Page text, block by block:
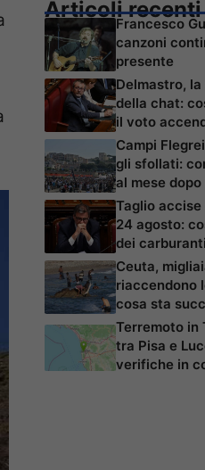
Articoli recenti
Francesco
canzoni
presente
Delmastro, la
della chat:
il voto
Campi
gli sfollati:
al mese dopo
Taglio
24 agosto:
dei carburanti
Ceuta,
riaccendono
cosa sta
Terremoto in
tra Pisa e
verifiche in